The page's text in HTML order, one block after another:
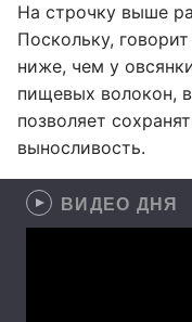
На строчку выше
Поскольку,
ниже, чем у
пищевых волокон,
позволяет
выносливость.
ВИДЕО ДНЯ